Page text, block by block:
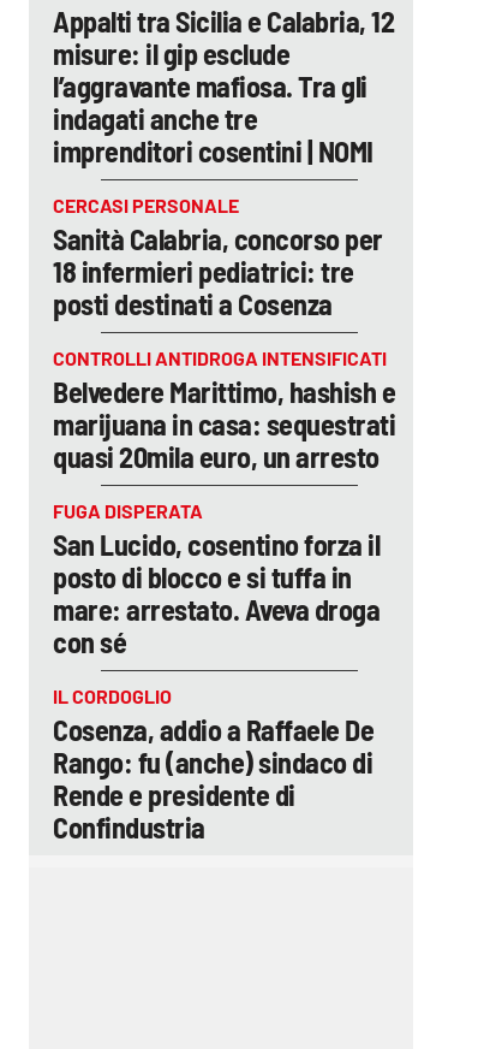
Appalti tra Sicilia e Calabria, 12
misure: il gip esclude
l’aggravante mafiosa. Tra gli
indagati anche tre
imprenditori cosentini | NOMI
CERCASI PERSONALE
Sanità Calabria, concorso per
18 infermieri pediatrici: tre
posti destinati a Cosenza
CONTROLLI ANTIDROGA INTENSIFICATI
Belvedere Marittimo, hashish e
marijuana in casa: sequestrati
quasi 20mila euro, un arresto
FUGA DISPERATA
San Lucido, cosentino forza il
posto di blocco e si tuffa in
mare: arrestato. Aveva droga
con sé
IL CORDOGLIO
Cosenza, addio a Raffaele De
Rango: fu (anche) sindaco di
Rende e presidente di
Confindustria